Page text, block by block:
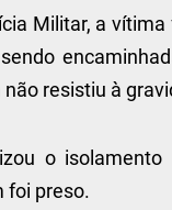
Militar, a
resistiu à
o
foi preso.